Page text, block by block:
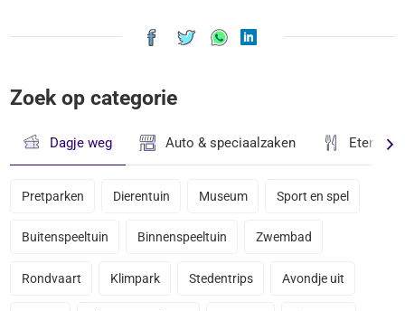
Zoek op categorie
Dagje weg Auto & speciaalzaken Eten &
Pretparken Dierentuin Museum Sport en spel
Buitenspeeltuin Binnenspeeltuin Zwembad
Rondvaart Klimpark Stedentrips Avondje uit